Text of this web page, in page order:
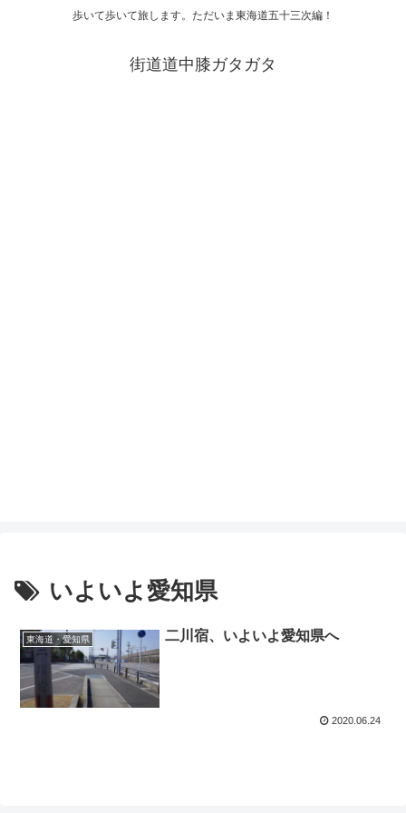
歩いて歩いて旅します。ただいま東海道五十三次編！
街道道中膝ガタガタ
いよいよ愛知県
東海道・愛知県 二川宿、いよいよ愛知県へ
2020.06.24